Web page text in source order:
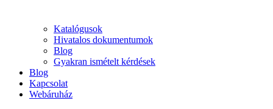
Katalógusok
Hivatalos dokumentumok
Blog
Gyakran ismételt kérdések
Blog
Kapcsolat
Webáruház